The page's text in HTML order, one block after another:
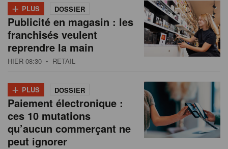
+ PLUS DOSSIER
Publicité en magasin : les
franchisés veulent
reprendre la main
HIER 08:30 • RETAIL
+ PLUS DOSSIER
Paiement électronique :
ces 10 mutations
qu’aucun commerçant ne
peut ignorer